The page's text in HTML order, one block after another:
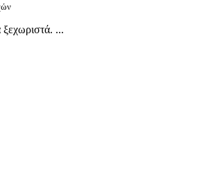
ξεχωριστά. ...